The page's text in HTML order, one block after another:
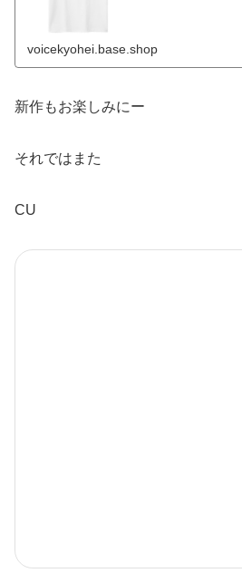
voicekyohei.base.shop
新作もお楽しみにー
それではまた
CU